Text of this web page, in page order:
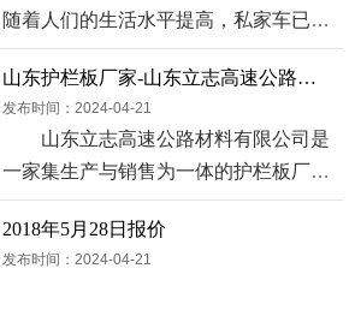
随着人们的生活水平提高，私家车已经
很普及，...
山东护栏板厂家-山东立志高速公路材料有限公司
发布时间：2024-04-21
山东立志高速公路材料有限公司是
一家集生产与销售为一体的护栏板厂
家，我厂坐落于...
2018年5月28日报价
发布时间：2024-04-21